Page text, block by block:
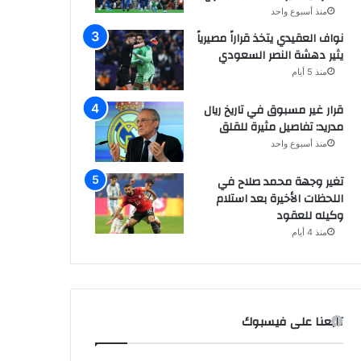
منذ أسبوع واحد
نواف العقيدي يتخذ قراراً مصيرياً
يثير دهشة النصر السعودي
منذ 5 أيام
قرار غير مسبوق في تاريخ ريال
مدريد: تفاصيل مثيرة للقلق
منذ أسبوع واحد
تغير وجهة محمد صلاح في
اللحظات الأخيرة بعد استلام
وكيله للعقود
منذ 4 أيام
تابعنا على فيسبوك